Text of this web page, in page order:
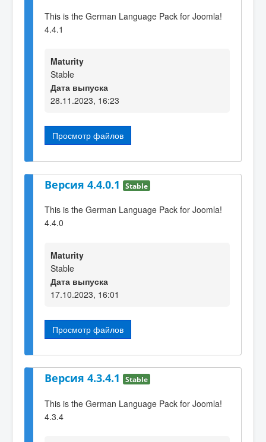
This is the German Language Pack for Joomla!
4.4.1
Maturity
Stable
Дата выпуска
28.11.2023, 16:23
Просмотр файлов
Версия 4.4.0.1 Stable
This is the German Language Pack for Joomla!
4.4.0
Maturity
Stable
Дата выпуска
17.10.2023, 16:01
Просмотр файлов
Версия 4.3.4.1 Stable
This is the German Language Pack for Joomla!
4.3.4